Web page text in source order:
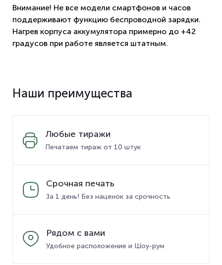
Внимание! Не все модели смартфонов и часов
поддерживают функцию беспроводной зарядки.
Нагрев корпуса аккумулятора примерно до +42
градусов при работе является штатным.
Наши преимущества
Любые тиражи
Печатаем тираж от 10 штук
Срочная печать
За 1 день! Без наценок за срочность
Рядом с вами
Удобное расположение и Шоу-рум